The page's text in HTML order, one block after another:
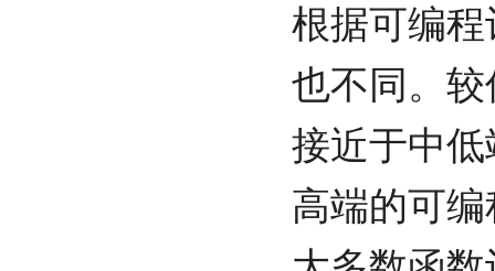
根据可编
也不同。
接近于中
高端的可